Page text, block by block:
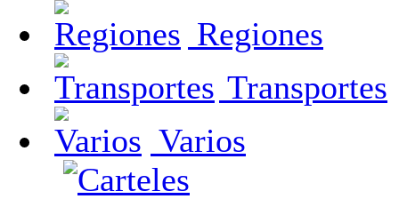
Regiones
Transportes
Varios